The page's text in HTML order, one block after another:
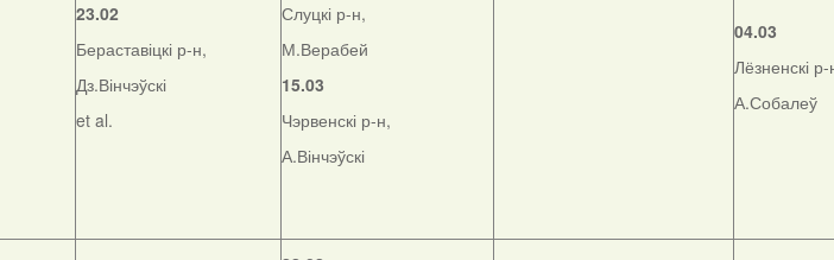
23.02
Бераставіцкі р-н,
Дз.Вінчэўскі
et al.
Слуцкі р-н,
М.Верабей
15.03
Чэрвенскі р-н,
А.Вінчэўскі
04.03
Лёзненскі
А.Собалеў